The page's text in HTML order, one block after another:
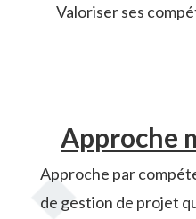
Valoriser ses
Approche
Approche par
de gestion de projet